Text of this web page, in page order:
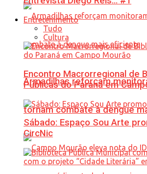
Armadilhas reforçam
tornam combate à dengue
Entretenimento
Tudo
Cultura
Encontro Macrorregional de
Públicas do Paraná em
Sábado: Espaço Sou Arte
CircNic